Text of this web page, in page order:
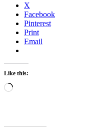
X
Facebook
Pinterest
Print
Email
Like this:
Loading…